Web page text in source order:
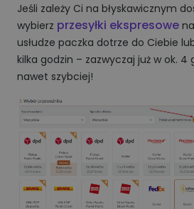
Jeśli zależy Ci na błyskawicznym
wybierz przesyłki ekspresowe
usłudze paczka dotrze do Ciebie
kilka godzin – zazwyczaj już w ok. 4
nawet szybciej!